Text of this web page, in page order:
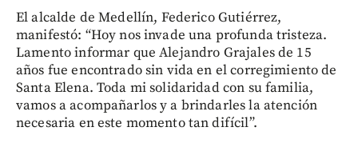
El alcalde de Medellín, Federico Gutiérrez,
manifestó: “Hoy nos invade una profunda tristeza.
Lamento informar que Alejandro Grajales de 15
años fue encontrado sin vida en el corregimiento de
Santa Elena. Toda mi solidaridad con su familia,
vamos a acompañarlos y a brindarles la atención
necesaria en este momento tan difícil”.